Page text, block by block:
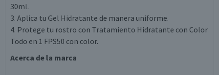
30ml.
3. Aplica tu Gel Hidratante de manera uniforme.
4. Protege tu rostro con Tratamiento Hidratante con Color
Todo en 1 FPS50 con color.
Acerca de la marca